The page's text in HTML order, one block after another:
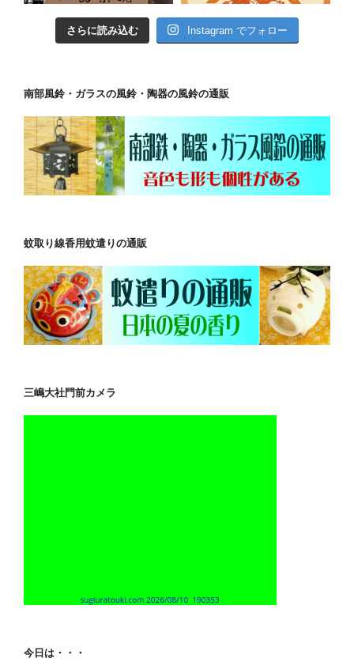
さらに読み込む Instagram でフォロー
南部風鈴・ガラスの風鈴・陶器の風鈴の通販
蚊取り線香用蚊遣りの通販
三嶋大社門前カメラ
今日は・・・